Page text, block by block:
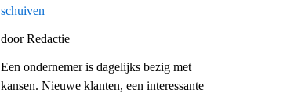
schuiven
door Redactie
Een ondernemer is dagelijks bezig met
kansen. Nieuwe klanten, een interessante